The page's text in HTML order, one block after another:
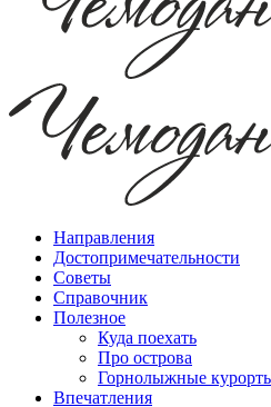
Направления
Достопримечательности
Советы
Справочник
Полезное
Куда поехать
Про острова
Горнолыжные
Впечатления